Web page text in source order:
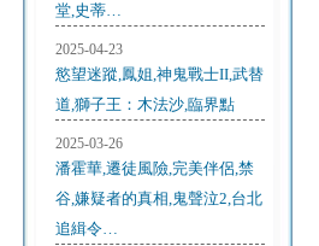
堂,史蒂…
2025-04-23
慾望迷蹤,鳳姐,神鬼戰士II,武替
道,獅子王：木法沙,臨界點
2025-03-26
潘霍華,遷徒風險,完美伴侶,禁
谷,嫌疑者的真相,鬼聲泣2,台北
追緝令…